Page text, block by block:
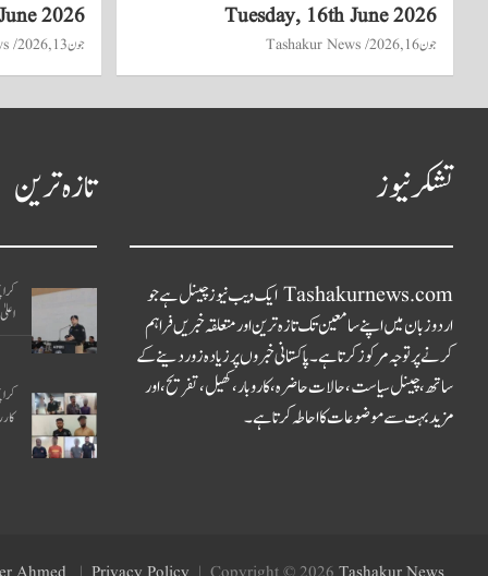
Tuesday, 16th June 2026
جون 16, 2026 Tashakur News
2026
جون 13, 2026
تشکر نیوز
Tashakurnews.com ایک ویب نیوز چینل ہے جو
اردو زبان میں اپنے سامعین تک تازہ ترین اور متعلقہ خبریں فراہم
کرنے پر توجہ مرکوز کرتا ہے۔ پاکستانی خبروں پر زیادہ زور دینے کے
ساتھ، چینل سیاست، حالات حاضرہ، کاروبار، کھیل، تفریح، اور
مزید بہت سے موضوعات کا احاطہ کرتا ہے۔
تازہ ترین